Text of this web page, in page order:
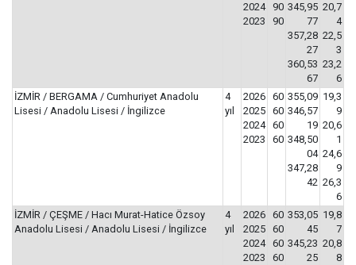
2024
2023
90
90
345,95
77
357,28
27
360,53
67
20,7
4
22,5
3
23,2
6
İZMİR / BERGAMA / Cumhuriyet Anadolu
Lisesi / Anadolu Lisesi / İngilizce
4
yıl
2026
2025
2024
2023
60
60
60
60
355,09
346,57
19
348,50
04
347,28
42
19,3
9
20,6
1
24,6
9
26,3
6
İZMİR / ÇEŞME / Hacı Murat-Hatice Özsoy
Anadolu Lisesi / Anadolu Lisesi / İngilizce
4
yıl
2026
2025
2024
2023
60
60
60
60
353,05
45
345,23
25
19,8
7
20,8
8